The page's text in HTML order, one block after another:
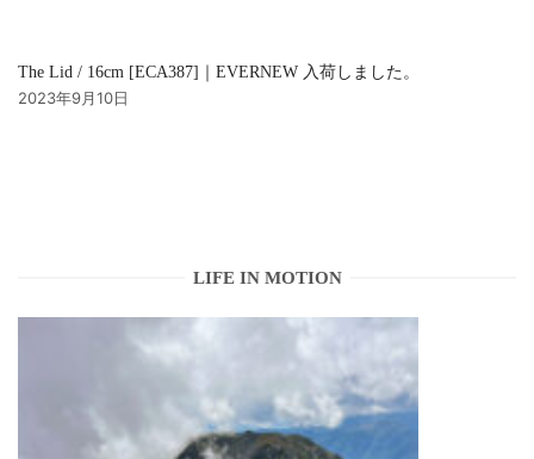
The Lid / 16cm [ECA387]｜EVERNEW 入荷しました。
2023年9月10日
LIFE IN MOTION